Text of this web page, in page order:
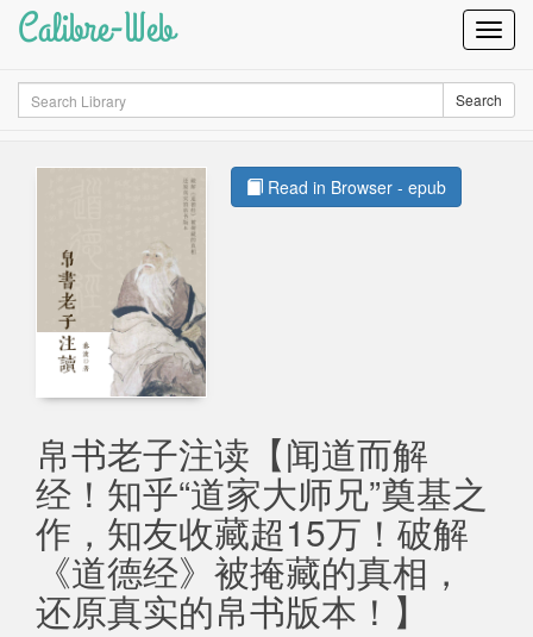
Calibre-Web
Search Search
Read in Browser - epub
帛书老子注读【闻道而解
经！知乎“道家大师兄”奠基之
作，知友收藏超15万！破解
《道德经》被掩藏的真相，
还原真实的帛书版本！】